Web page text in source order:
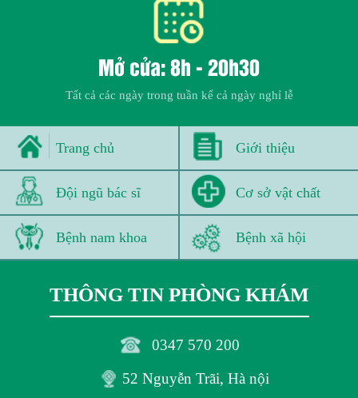
Mở cửa: 8h - 20h30
Tất cả các ngày trong tuần kể cả ngày nghỉ lễ
Trang chủ Giới thiệu
Đội ngũ bác sĩ Cơ sở vật chất
Bệnh nam khoa Bệnh xã hội
THÔNG TIN PHÒNG KHÁM
0347 570 200
52 Nguyễn Trãi, Hà nội